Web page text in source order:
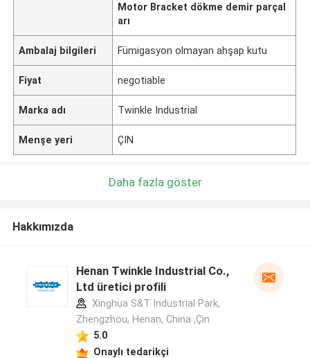
Motor Bracket dökme demir parçal
arı
Ambalaj bilgileri Fümigasyon olmayan ahşap kutu
Fiyat negotiable
Marka adı Twinkle Industrial
Menşe yeri ÇIN
Daha fazla göster
Hakkımızda
Henan Twinkle Industrial Co.,
Ltd üretici profili
Xinghua S&T Industrial Park,
Zhengzhou, Henan, China ,Çin
5.0
Onaylı tedarikçi